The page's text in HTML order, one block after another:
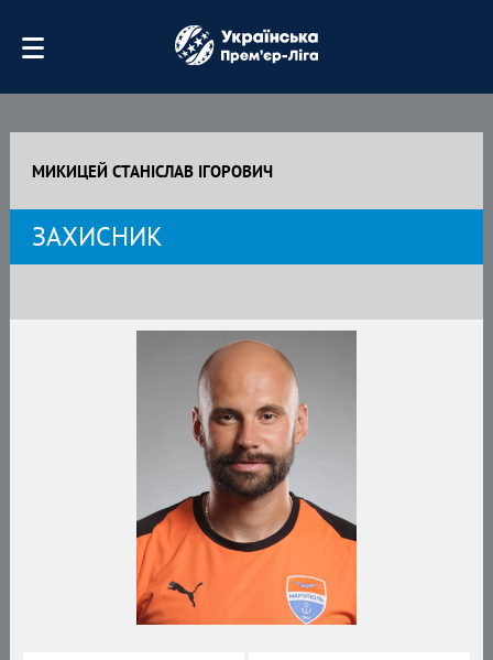
МИКИЦЕЙ СТАНІСЛАВ ІГОРОВИЧ
ЗАХИСНИК